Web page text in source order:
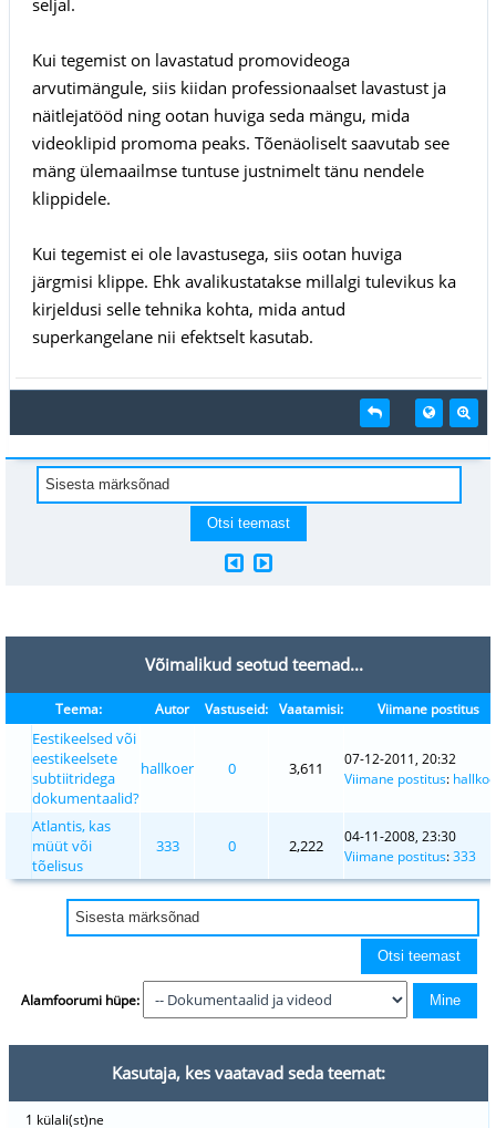
Kui tegemist on lavastatud promovideoga
arvutimängule, siis kiidan professionaalset lavastust ja
näitlejatööd ning ootan huviga seda mängu, mida
videoklipid promoma peaks. Tõenäoliselt saavutab see
mäng ülemaailmse tuntuse justnimelt tänu nendele
klippidele.
Kui tegemist ei ole lavastusega, siis ootan huviga
järgmisi klippe. Ehk avalikustatakse millalgi tulevikus ka
kirjeldusi selle tehnika kohta, mida antud
superkangelane nii efektselt kasutab.
Võimalikud seotud teemad...
Teema: Autor Vastuseid: Vaatamisi: Viimane postitus
Eestikeelsed või
eestikeelsete
subtiitridega
dokumentaalid?
hallkoer 0 3,611
07-12-2011, 20:32
Viimane postitus:
Atlantis, kas
müüt või
tõelisus
333 0 2,222
04-11-2008, 23:30
Viimane postitus:333
Alamfoorumi hüpe:
Kasutaja, kes vaatavad seda teemat:
1 külali(st)ne